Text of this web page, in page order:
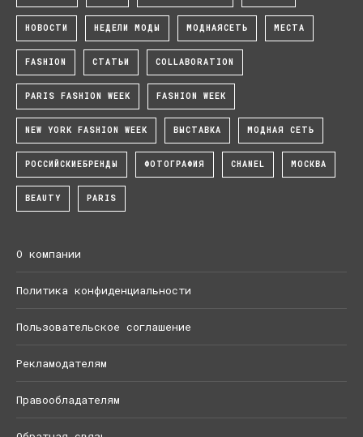
НОВОСТИ НЕДЕЛИ МОДЫ МОДНАЯСЕТЬ МЕСТА
FASHION СТАТЬИ COLLABORATION
PARIS FASHION WEEK FASHION WEEK
NEW YORK FASHION WEEK ВЫСТАВКА МОДНАЯ СЕТЬ
РОССИЙСКИЕБРЕНДЫ ФОТОГРАФИЯ CHANEL МОСКВА
BEAUTY PARIS
О компании
Политика конфиденциальности
Пользовательское соглашение
Рекламодателям
Правообладателям